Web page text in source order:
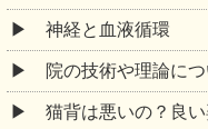
神経と血液循環
院の技術や理論につ
猫背は悪いの？良い